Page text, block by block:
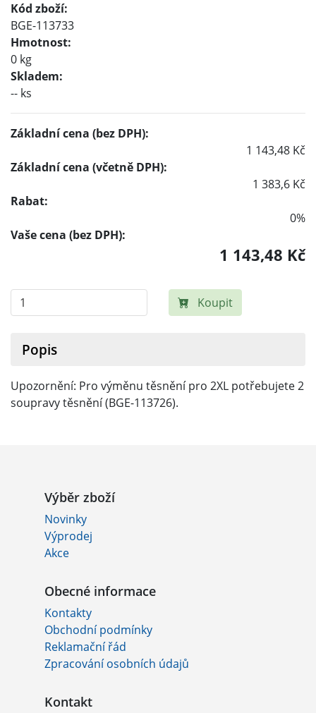
Kód zboží:
BGE-113733
Hmotnost:
0 kg
Skladem:
-- ks
Základní cena (bez DPH):
1 143,48 Kč
Základní cena (včetně DPH):
1 383,6 Kč
Rabat:
0%
Vaše cena (bez DPH):
1 143,48 Kč
Koupit
Popis
Upozornění: Pro výměnu těsnění pro 2XL potřebujete 2
soupravy těsnění (BGE-113726).
Výběr zboží
Novinky
Výprodej
Akce
Obecné informace
Kontakty
Obchodní podmínky
Reklamační řád
Zpracování osobních údajů
Kontakt